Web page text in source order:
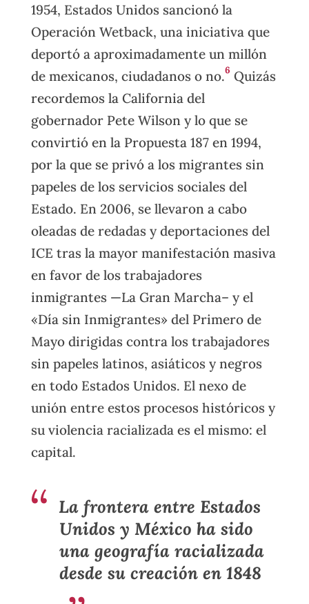
1954, Estados Unidos sancionó la
Operación Wetback, una iniciativa que
deportó a aproximadamente un millón
de mexicanos, ciudadanos o no.6 Quizás
recordemos la California del
gobernador Pete Wilson y lo que se
convirtió en la Propuesta 187 en 1994,
por la que se privó a los migrantes sin
papeles de los servicios sociales del
Estado. En 2006, se llevaron a cabo
oleadas de redadas y deportaciones del
ICE tras la mayor manifestación masiva
en favor de los trabajadores
inmigrantes —La Gran Marcha– y el
«Día sin Inmigrantes» del Primero de
Mayo dirigidas contra los trabajadores
sin papeles latinos, asiáticos y negros
en todo Estados Unidos. El nexo de
unión entre estos procesos históricos y
su violencia racializada es el mismo: el
capital.
La frontera entre Estados
Unidos y México ha sido
una geografía racializada
desde su creación en 1848